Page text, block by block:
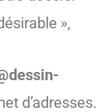
»,
d’adresses.